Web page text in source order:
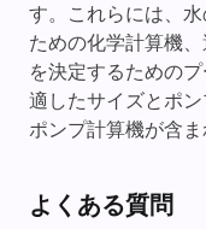
す。これらには、
ための化学計算機
を決定するための
適したサイズとポ
ポンプ計算機が含ま
よくある質問